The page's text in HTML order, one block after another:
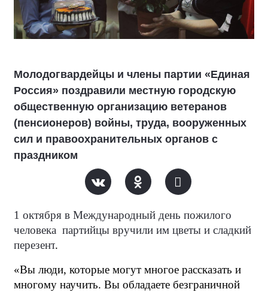
Молодогвардейцы и члены партии «Единая
Россия» поздравили местную городскую
общественную организацию ветеранов
(пенсионеров) войны, труда, вооруженных
сил и правоохранительных органов с
праздником
1 октября в Международный день пожилого
человека партийцы вручили им цветы и сладкий
перезент.
«Вы люди, которые могут многое рассказать и
многому научить. Вы обладаете безграничной